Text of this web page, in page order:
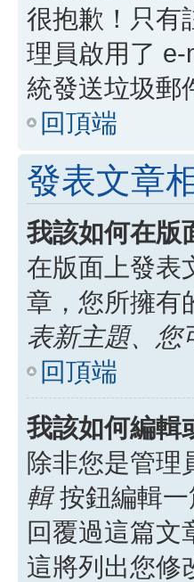
很抱歉！只有
理員啟用了
統發送垃圾郵
回頂端
發表文章
我該如何在版
在版面上發表
章，您所擁有
表新主題、您
回頂端
我該如何編輯
除非您是管理
輯按鈕編輯一
回覆過這篇文
這將列出您修